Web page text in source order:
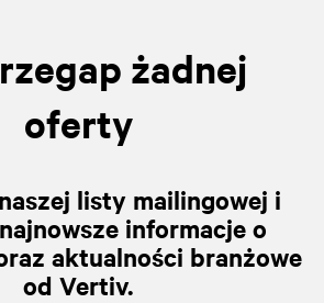
żadnej
oferty
listy mailingowej i
informacje o
aktualności branżowe
od Vertiv.